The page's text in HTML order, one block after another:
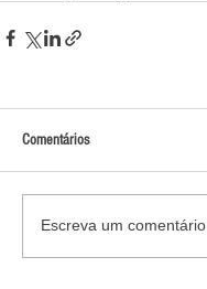
Comentários
Escreva um comentário